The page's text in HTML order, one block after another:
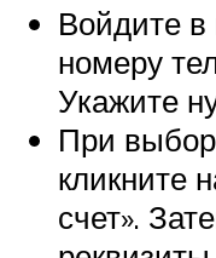
Войдите
номеру
Укажите
При
кликните
счет».